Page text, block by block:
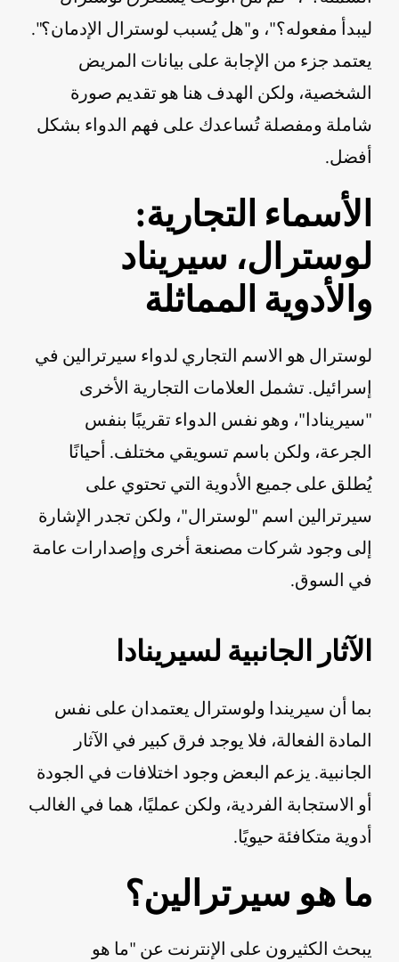
ليبدأ مفعوله؟"، و"هل يُسبب لوسترال الإدمان؟".
يعتمد جزء من الإجابة على بيانات المريض
الشخصية، ولكن الهدف هنا هو تقديم صورة
شاملة ومفصلة تُساعدك على فهم الدواء بشكل
أفضل.
الأسماء التجارية:
لوسترال، سيريناد
والأدوية المماثلة
لوسترال هو الاسم التجاري لدواء سيرترالين في
إسرائيل. تشمل العلامات التجارية الأخرى
"سيرينادا"، وهو نفس الدواء تقريبًا بنفس
الجرعة، ولكن باسم تسويقي مختلف. أحيانًا
يُطلق على جميع الأدوية التي تحتوي على
سيرترالين اسم "لوسترال"، ولكن تجدر الإشارة
إلى وجود شركات مصنعة أخرى وإصدارات عامة
في السوق.
الآثار الجانبية لسيرينادا
بما أن سيريندا ولوسترال يعتمدان على نفس
المادة الفعالة، فلا يوجد فرق كبير في الآثار
الجانبية. يزعم البعض وجود اختلافات في الجودة
أو الاستجابة الفردية، ولكن عمليًا، هما في الغالب
أدوية متكافئة حيويًا.
ما هو سيرترالين؟
يبحث الكثيرون على الإنترنت عن "ما هو